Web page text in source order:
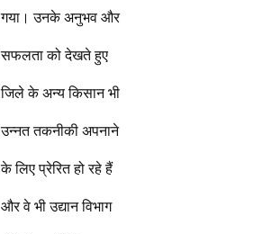
गया। उनके अनुभव और
सफलता को देखते हुए
जिले के अन्य किसान भी
उन्नत तकनीकी अपनाने
के लिए प्रेरित हो रहे हैं
और वे भी उद्यान विभाग